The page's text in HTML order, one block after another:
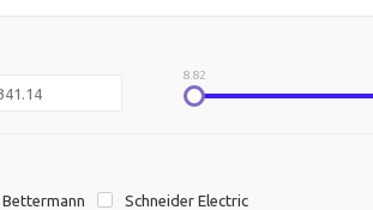
8.82
Bettermann Schneider Electric